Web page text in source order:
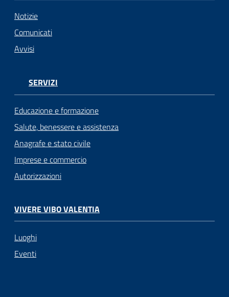
Notizie
Comunicati
Avvisi
SERVIZI
Educazione e formazione
Salute, benessere e assistenza
Anagrafe e stato civile
Imprese e commercio
Autorizzazioni
VIVERE VIBO VALENTIA
Luoghi
Eventi